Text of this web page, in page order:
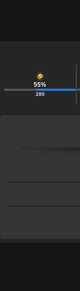
55%
280